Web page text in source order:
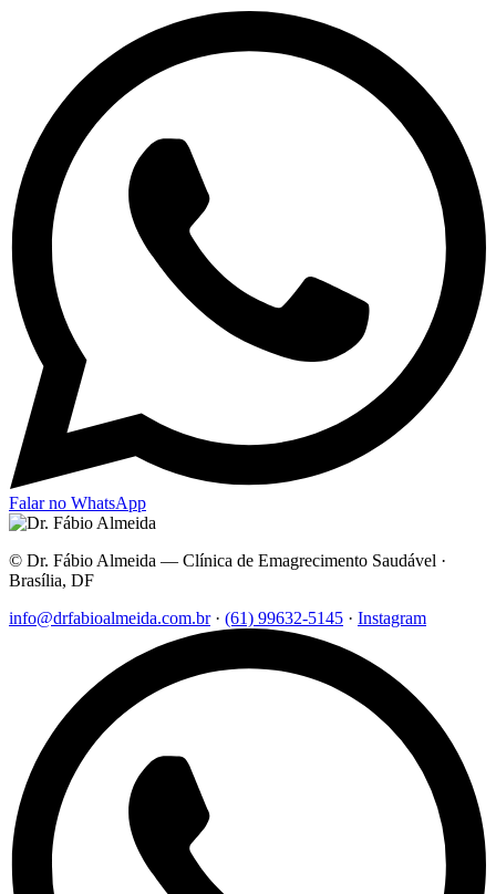
Falar no WhatsApp
© Dr. Fábio Almeida — Clínica de Emagrecimento Saudável ·
Brasília, DF
info@drfabioalmeida.com.br · (61) 99632-5145 · Instagram